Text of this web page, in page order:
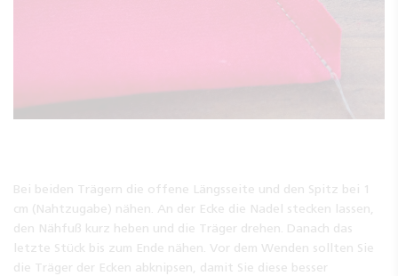
Bei beiden Trägern die offene Längsseite und den Spitz bei 1
cm (Nahtzugabe) nähen. An der Ecke die Nadel stecken lassen,
den Nähfuß kurz heben und die Träger drehen. Danach das
letzte Stück bis zum Ende nähen. Vor dem Wenden sollten Sie
die Träger der Ecken abknipsen, damit Sie diese besser